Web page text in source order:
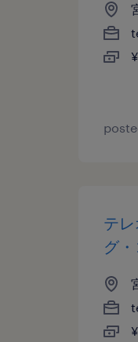
テ
グ